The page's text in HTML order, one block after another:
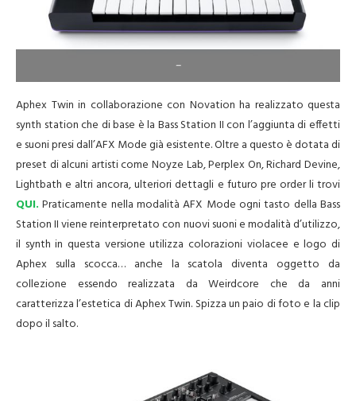
–
Aphex Twin in collaborazione con Novation ha realizzato questa
synth station che di base è la Bass Station II con l’aggiunta di effetti
e suoni presi dall’AFX Mode già esistente. Oltre a questo è dotata di
preset di alcuni artisti come Noyze Lab, Perplex On, Richard Devine,
Lightbath e altri ancora, ulteriori dettagli e futuro pre order li trovi
QUI. Praticamente nella modalità AFX Mode ogni tasto della Bass
Station II viene reinterpretato con nuovi suoni e modalità d’utilizzo,
il synth in questa versione utilizza colorazioni violacee e logo di
Aphex sulla scocca… anche la scatola diventa oggetto da
collezione essendo realizzata da Weirdcore che da anni
caratterizza l’estetica di Aphex Twin. Spizza un paio di foto e la clip
dopo il salto.